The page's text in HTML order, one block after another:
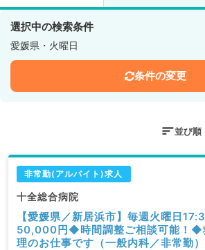
選択中の検索条件
愛媛県・火曜日
条件の変更
並び順
非常勤(アルバイト)求人
十全総合病院
【愛媛県／新居浜市】毎週火曜日
50,000円◆時間調整ご相談可能！◆
理のお仕事です（一般内科／非常勤）